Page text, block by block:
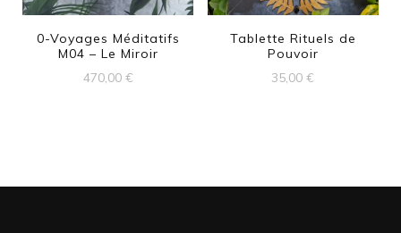
0-Voyages Méditatifs
M04 – Le Miroir
470,00 €
Tablette Rituels de
Pouvoir
35,00€